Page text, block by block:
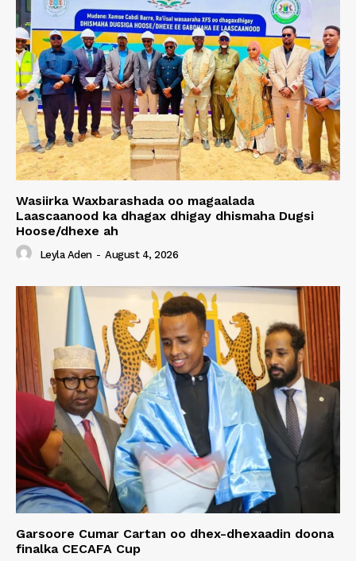
Wasiirka Waxbarashada oo magaalada
Laascaanood ka dhagax dhigay dhismaha Dugsi
Hoose/dhexe ah
Leyla Aden - August 4, 2026
Garsoore Cumar Cartan oo dhex-dhexaadin doona
finalka CECAFA Cup